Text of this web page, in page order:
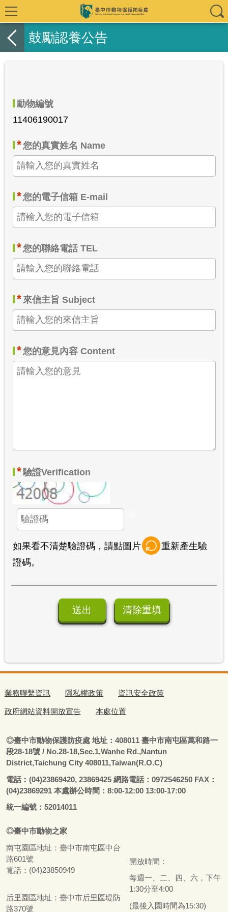
鼓勵認養公告
動物編號
11406190017
*您的真實姓名 Name
*您的電子信箱 E-mail
*您的聯絡電話 TEL
* 來信主旨 Subject
*您的意見內容 Content
*驗證Verification
如果看不清楚驗證碼，請點圖片
重新產生驗
證碼。
業務聯繫資訊 隱私權政策 資訊安全政策
政府網站資料開放宣告 本處位置
◎臺中市動物保護防疫處地址：408011 臺中市南屯區萬和路一
段28-18號 / No.28-18,Sec.1,Wanhe Rd.,Nantun
District,Taichung City 408011,Taiwan(R.O.C)
電話︰ (04)23869420, 23869425 網路電話：0972546250 FAX：
(04)23869291 本處辦公時間：8:00-12:00 13:00-17:00
統一編號：52014011
◎臺中市動物之家
南屯園區地址： 臺中市南屯區中台
路601號
電話：(04)23850949
后里園區地址： 臺中市后里區堤防
路370號
開放時間：
每週一、二、四、六，下午
1:30分至4:00
(最後入園時間為15:30)